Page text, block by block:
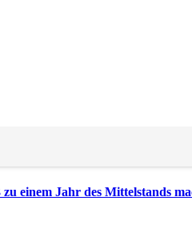
einem Jahr des Mittelstands